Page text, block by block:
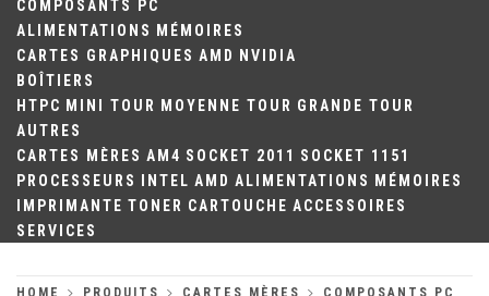
COMPOSANTS PC
ALIMENTATIONS
MÉMOIRES
CARTES GRAPHIQUES AMD
NVIDIA
BOÎTIERS
HTPC MINI TOUR MOYENNE TOUR GRANDE TOUR
AUTRES
CARTES MÈRES AM4 SOCKET 2011
SOCKET 1151
PROCESSEURS
INTEL AMD ALIMENTATIONS
MÉMOIRES
IMPRIMANTE TONER CARTOUCHE ACCESSOIRES
SERVICES
HOME PRODUITS CARTES MÈRES COMPOSANTS PC